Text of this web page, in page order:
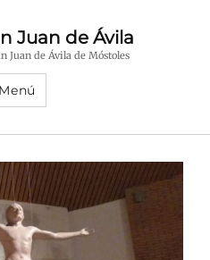
Juan de Ávila
Juan de Ávila de Móstoles
Menú